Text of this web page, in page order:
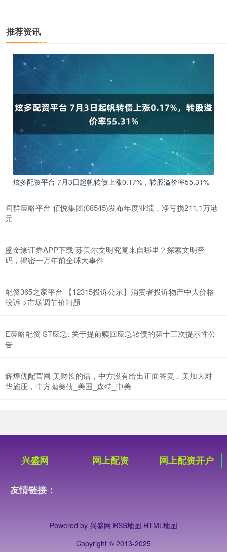
推荐资讯
炫多配资平台 7月3日起帆转债上涨0.17%，转股溢价率55.31%
间群策略平台 佰悦集团(08545)发布年度业绩，净亏损211.1万港
元
盛金缘证券APP下载 苏美尔文明究竟来自哪里？探索文明密
码，揭密一万年前全球大事件
配资365之家平台 【12315投诉公示】消费者投诉物产中大价格
投诉->市场调节价问题
E策略配资 ST应急: 关于提前赎回应急转债的第十三次提示性公
告
辉煌优配官网 美财长的话，中方没有给出正面答复，美加大对
华施压，中方抛美债_美国_森特_中美
兴盛网 网上配资 网上配资开户
友情链接：
Powered by 兴盛网 RSS地图 HTML地图
Copyright © 2013-2025